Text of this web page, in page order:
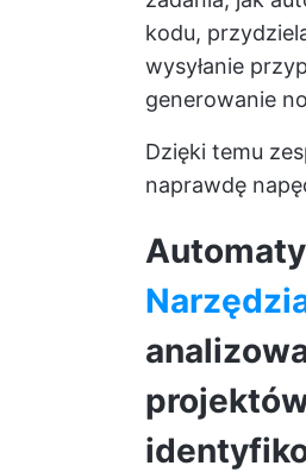
kodu,
wysyłanie
generowanie
Dzięki temu
naprawdę